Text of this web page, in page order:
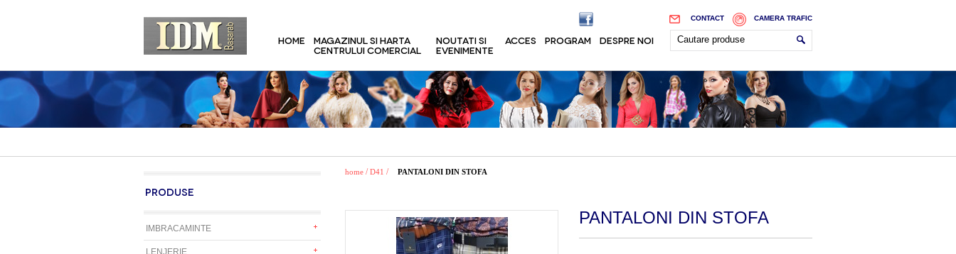
CAMERA TRAFIC
CONTACT
HOME
MAGAZINUL SI HARTA
CENTRULUI COMERCIAL
NOUTATI SI
EVENIMENTE
ACCES PROGRAM DESPRE NOI
PRODUSE
IMBRACAMINTE
LENJERIE
home / D41 / PANTALONI DIN STOFA
PANTALONI DIN STOFA